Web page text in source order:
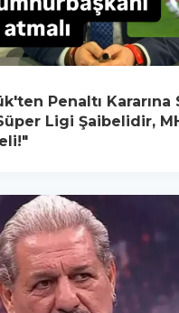
Penaltı Kararına
Ligi Şaibelidir,